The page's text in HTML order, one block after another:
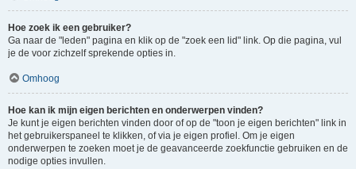
Hoe zoek ik een gebruiker?
Ga naar de "leden" pagina en klik op de "zoek een lid" link. Op die pagina, vul
je de voor zichzelf sprekende opties in.
Omhoog
Hoe kan ik mijn eigen berichten en onderwerpen vinden?
Je kunt je eigen berichten vinden door of op de "toon je eigen berichten" link in
het gebruikerspaneel te klikken, of via je eigen profiel. Om je eigen
onderwerpen te zoeken moet je de geavanceerde zoekfunctie gebruiken en de
nodige opties invullen.